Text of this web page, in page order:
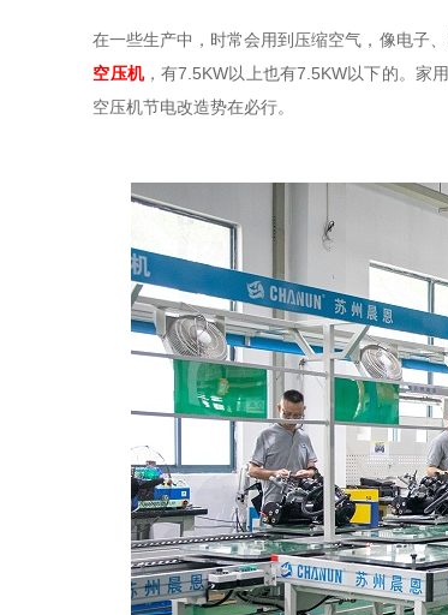
在一些生产中，时常会用到压缩空气，像电子
空压机，有7.5KW以上也有7.5KW以下的。家
空压机节电改造势在必行。